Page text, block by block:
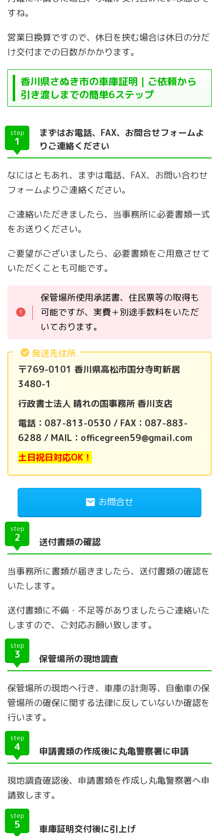
すね。
営業日換算ですので、休日を挟む場合は休日の分だ
け交付までの日数がかかります。
香川県さぬき市の車庫証明｜ご依頼から
引き渡しまでの簡単6ステップ
step
1
まずはお電話、FAX、お問合せフォームよ
りご連絡ください
なにはともあれ、まずは電話、FAX、お問い合わせ
フォームよりご連絡ください。
ご連絡いただきましたら、当事務所に必要書類一式
をお送りください。
ご要望がございましたら、必要書類をご用意させて
いただくことも可能です。
保管場所使用承諾書、住民票等の取得も
可能ですが、実費＋別途手数料をいただ
いております。
発送先住所
〒769-0101 香川県高松市国分寺町新居
3480-1
行政書士法人 晴れの国事務所 香川支店
電話：087-813-0530 / FAX：087-883-
6288 / MAIL：officegreen59@gmail.com
土日祝日対応OK！
お問合せ
step
2 送付書類の確認
当事務所に書類が届きましたら、送付書類の確認を
いたします。
送付書類に不備・不足等がありましたらご連絡いた
しますので、ご対応お願い致します。
step
3 保管場所の現地調査
保管場所の現地へ行き、車庫の計測等、自働車の保
管場所の確保に関する法律に反していないか確認を
行います。
step
4 申請書類の作成後に丸亀警察署に申請
現地調査確認後、申請書類を作成し丸亀警察署へ申
請致します。
step
5 車庫証明交付後に引上げ